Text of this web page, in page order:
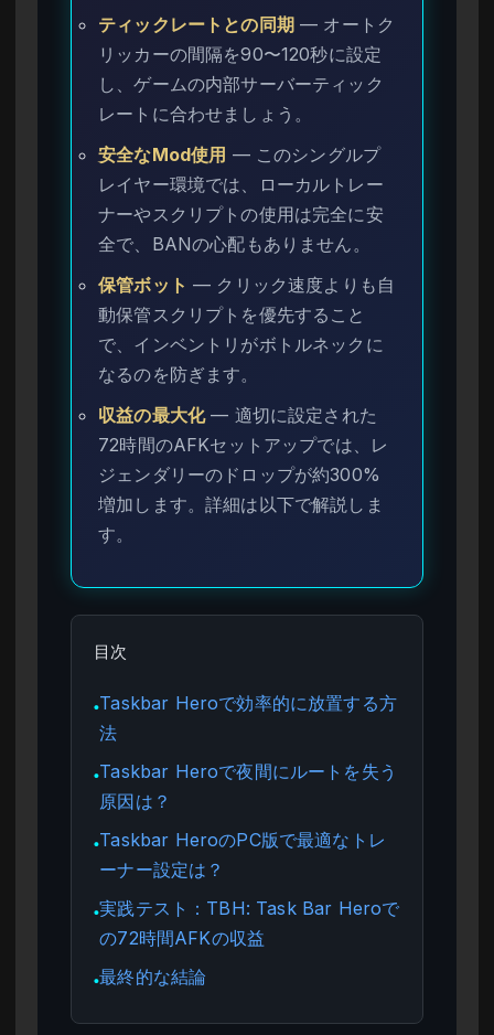
ティックレートとの同期— オートク
リッカーの間隔を90〜120秒に設定
し、ゲームの内部サーバーティック
レートに合わせましょう。
安全なMod使用 — このシングルプ
レイヤー環境では、ローカルトレー
ナーやスクリプトの使用は完全に安
全で、BANの心配もありません。
保管ボット — クリック速度よりも自
動保管スクリプトを優先すること
で、インベントリがボトルネックに
なるのを防ぎます。
収益の最大化— 適切に設定された
72時間のAFKセットアップでは、レ
ジェンダリーのドロップが約300%
増加します。詳細は以下で解説しま
す。
目次
●Taskbar Heroで効率的に放置する方
法
●Taskbar Heroで夜間にルートを失う
原因は？
●Taskbar HeroのPC版で最適なトレ
ーナー設定は？
●実践テスト：TBH: Task Bar Heroで
の72時間AFKの収益
●最終的な結論